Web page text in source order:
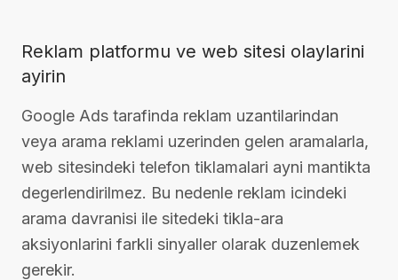
Reklam platformu ve web sitesi olaylarini
ayirin
Google Ads tarafinda reklam uzantilarindan
veya arama reklami uzerinden gelen aramalarla,
web sitesindeki telefon tiklamalari ayni mantikta
degerlendirilmez. Bu nedenle reklam icindeki
arama davranisi ile sitedeki tikla-ara
aksiyonlarini farkli sinyaller olarak duzenlemek
gerekir.